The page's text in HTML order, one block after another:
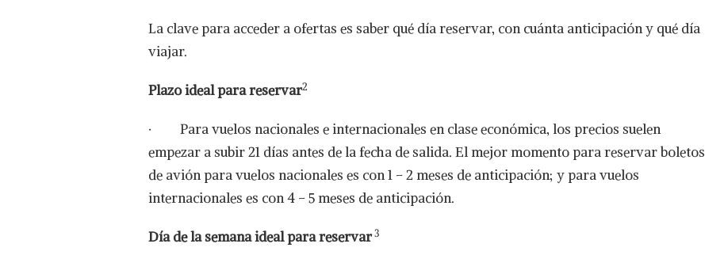
La clave para acceder a ofertas es saber qué día reservar, con cuánta anticipación y qué día
viajar.
Plazo ideal para reservar2
· Para vuelos nacionales e internacionales en clase económica, los precios suelen
empezar a subir 21 días antes de la fecha de salida. El mejor momento para reservar boletos
de avión para vuelos nacionales es con 1 – 2 meses de anticipación; y para vuelos
internacionales es con 4 – 5 meses de anticipación.
Día de la semana ideal para reservar3